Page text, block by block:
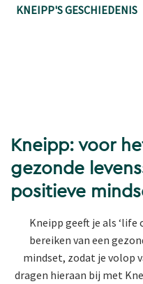
KNEIPP'S GESCHIEDENIS
Kneipp: voor
gezonde
positieve
Kneipp geeft je als ‘life
bereiken van een
mindset, zodat je volop
dragen hieraan bij met